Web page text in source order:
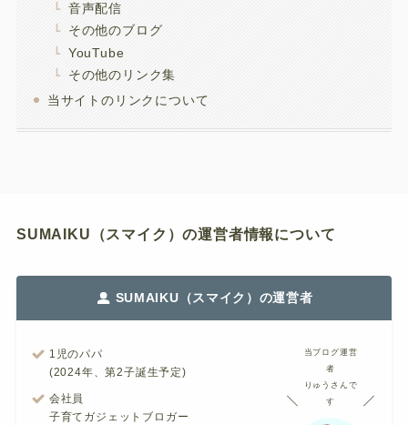
音声配信
その他のブログ
YouTube
その他のリンク集
当サイトのリンクについて
SUMAIKU（スマイク）の運営者情報について
SUMAIKU（スマイク）の運営者
1児のパパ
(2024年、第2子誕生予定)
会社員
子育てガジェットブロガー
当ブログ運営
者
りゅうさんで
す